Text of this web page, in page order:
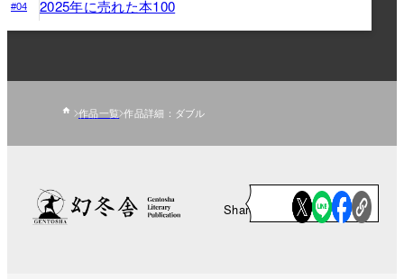
#04 2025年に売れた本100
作品一覧 作品詳細：ダブル
Share